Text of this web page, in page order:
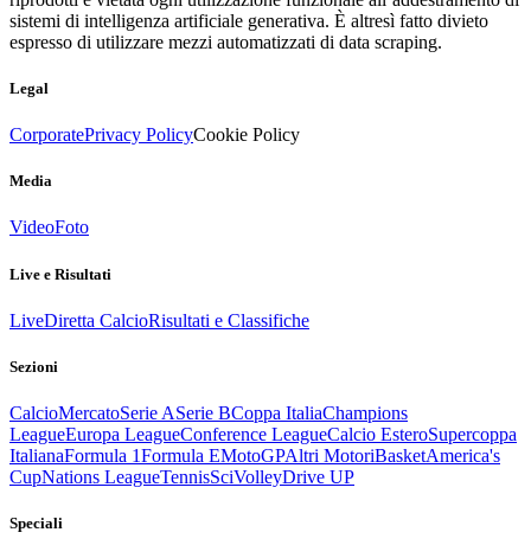
sistemi di intelligenza artificiale generativa. È altresì fatto divieto
espresso di utilizzare mezzi automatizzati di data scraping.
Legal
CorporatePrivacy PolicyCookie Policy
Media
VideoFoto
Live e Risultati
LiveDiretta CalcioRisultati e Classifiche
Sezioni
CalcioMercatoSerie ASerie BCoppa ItaliaChampions
LeagueEuropa LeagueConference LeagueCalcio EsteroSupercoppa
ItalianaFormula 1Formula EMotoGPAltri MotoriBasketAmerica's
CupNations LeagueTennisSciVolleyDrive UP
Speciali